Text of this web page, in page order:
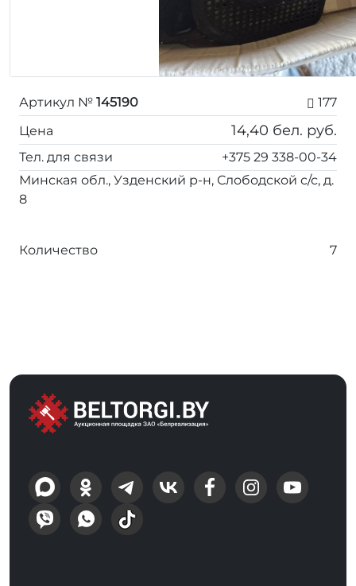
Артикул № 145190
177
Цена
14,40 бел. руб.
Тел. для связи
+375 29 338-00-34
Минская обл., Узденский р-н, Слободской с/с, д.
8
Количество 7